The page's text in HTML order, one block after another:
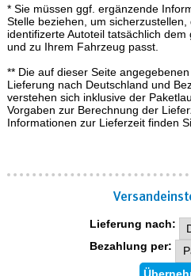
* Sie müssen ggf. ergänzende
Stelle beziehen, um
identifizerte Autoteil tatsächlich
und zu Ihrem Fahrzeug passt.
** Die auf dieser Seite
Lieferung nach Deutschland und
verstehen sich inklusive der
Vorgaben zur Berechnung der
Informationen zur Lieferzeit finden
Lieferung nach:
Bezahlung per: